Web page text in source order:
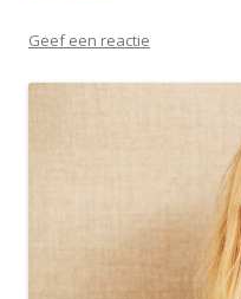
Geef een reactie